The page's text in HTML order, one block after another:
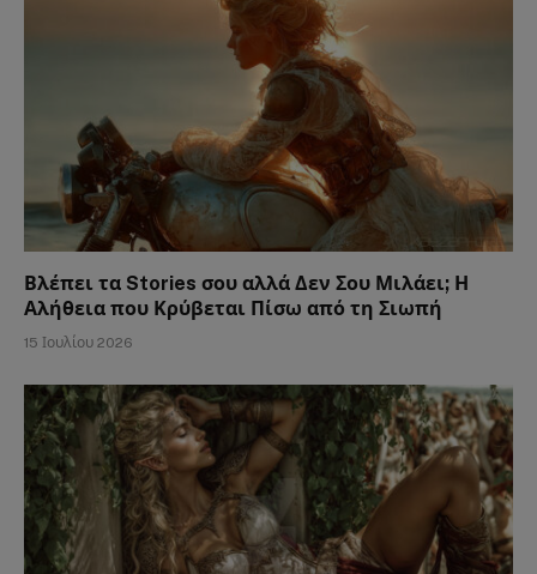
Βλέπει τα Stories σου αλλά Δεν Σου Μιλάει; Η
Αλήθεια που Κρύβεται Πίσω από τη Σιωπή
15 Ιουλίου 2026